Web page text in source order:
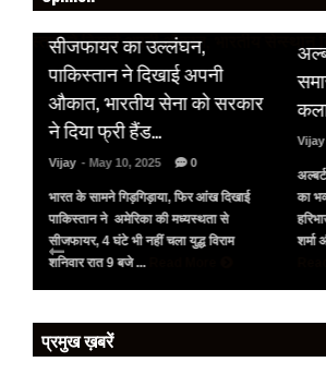
HOT NEWS
सीजफायर का उल्लंघन,
पाकिस्तान ने दिखाई अपनी
औकात, भारतीय सेना को सरकार
ने दिया फ्री हैंड…
Vijay - May 10, 2025 0
भारत के सामने गिड़गिड़ाया, फिर आंख दिखाई
पाकिस्तान ने अमेरिका की मध्यस्थता से
सीजफायर, 4 घंटे भी नहीं चला युद्ध विराम
शनिवार रात 9 बजे ...
Vijay
का
शर्मा
प्रमुख ख़बरें